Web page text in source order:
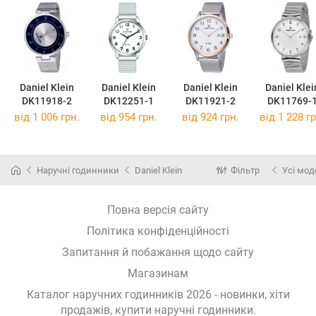
Daniel Klein
DK11918-2
Daniel Klein
DK12251-1
Daniel Klein
DK11921-2
Daniel
DK11769-
від 1 006 грн. від 954 грн. від 924 грн. від 1 228
Наручні годинники Daniel Klein Фільтр Усі
Повна версія сайту
Політика конфіденційності
Запитання й побажання щодо сайту
Магазинам
Каталог наручних годинників 2026 - новинки, хіти
продажів, купити наручні годинники.